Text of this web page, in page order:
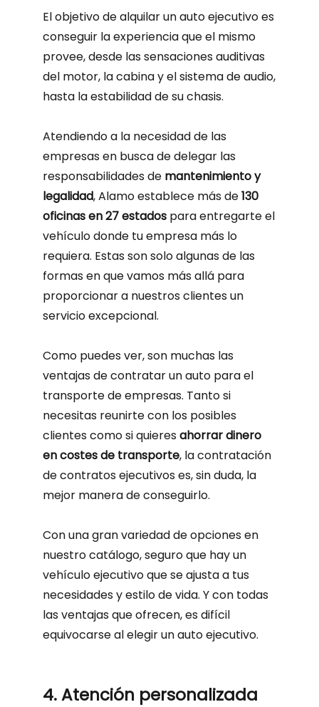
El objetivo de alquilar un auto ejecutivo es
conseguir la experiencia que el mismo
provee, desde las sensaciones auditivas
del motor, la cabina y el sistema de audio,
hasta la estabilidad de su chasis.
Atendiendo a la necesidad de las
empresas en busca de delegar las
responsabilidades de mantenimiento y
legalidad, Alamo establece más de130
oficinas en 27 estadospara entregarte el
vehículo donde tu empresa más lo
requiera. Estas son solo algunas de las
formas en que vamos más allá para
proporcionar a nuestros clientes un
servicio excepcional.
Como puedes ver, son muchas las
ventajas de contratar un auto para el
transporte de empresas. Tanto si
necesitas reunirte con los posibles
clientes como si quieresahorrar dinero
en costes de transporte, la contratación
de contratos ejecutivos es, sin duda, la
mejor manera de conseguirlo.
Con una gran variedad de opciones en
nuestro catálogo, seguro que hay un
vehículo ejecutivo que se ajusta a tus
necesidades y estilo de vida. Y con todas
las ventajas que ofrecen, es difícil
equivocarse al elegir un auto ejecutivo.
4. Atención personalizada